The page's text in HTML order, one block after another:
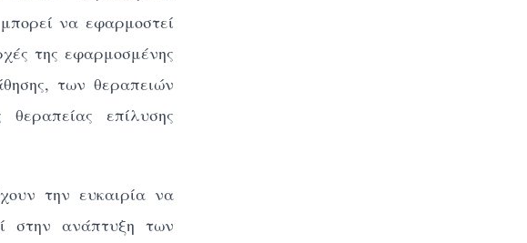
να εφαρμοστεί
της εφαρμοσμένης
των θεραπειών
επίλυσης
την ευκαιρία να
στην ανάπτυξη των